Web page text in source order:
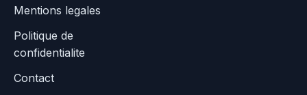
Mentions legales
Politique de
confidentialite
Contact